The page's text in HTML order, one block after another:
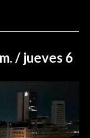
/ jueves 6